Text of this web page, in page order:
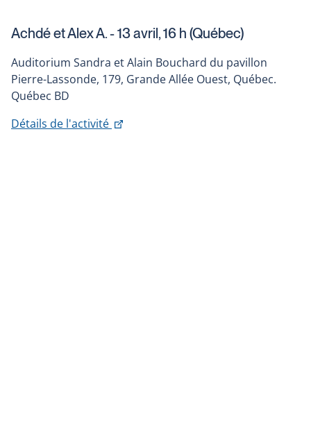
Achdé et Alex A. - 13 avril, 16 h (Québec)
Auditorium Sandra et Alain Bouchard du pavillon
Pierre-Lassonde, 179, Grande Allée Ouest, Québec.
Québec BD
Détails de l'activité
This